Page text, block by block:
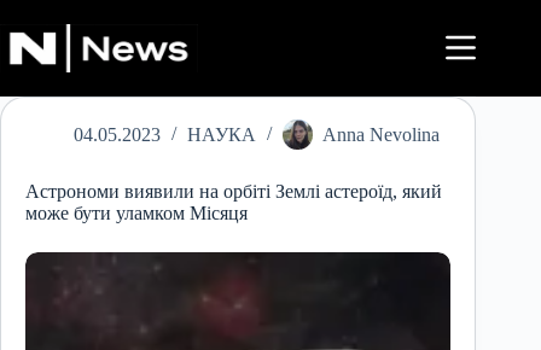
до
вмісту
04.05.2023 НАУКА Anna Nevolina
Астрономи виявили на орбіті Землі астероїд, який
може бути уламком Місяця